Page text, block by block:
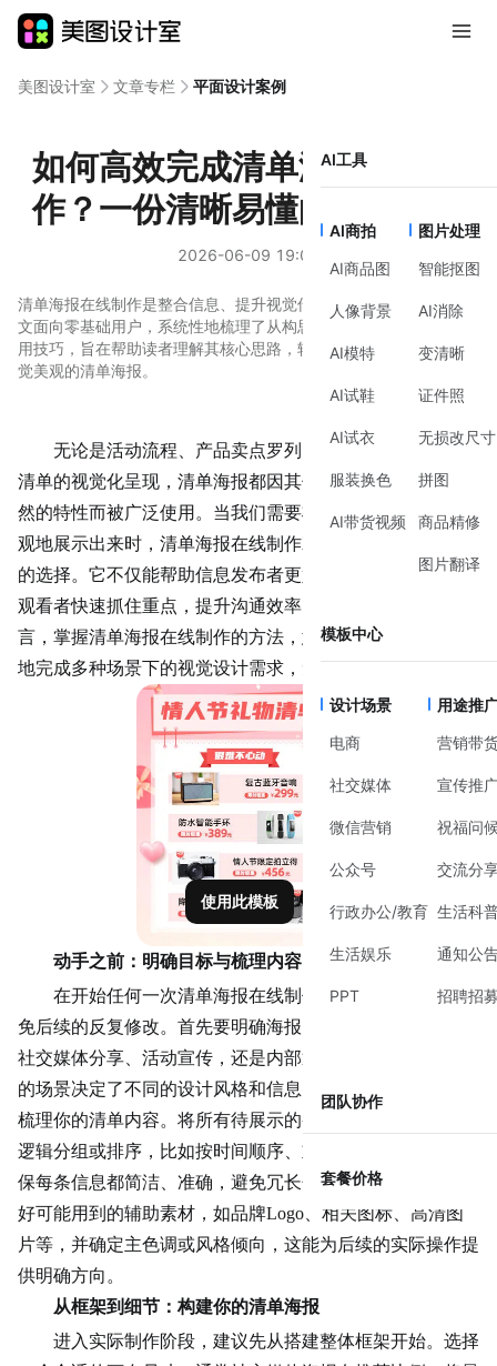
AI工具
AI商拍
AI商品图
人像背景
AI模特
AI试鞋
AI试衣
服装换色
AI带货视频
图片处理
智能抠图
AI消除
变清晰
证件照
无损改尺寸
拼图
商品精修
图片翻译
模板中心
设计场景
电商
社交媒体
微信营销
公众号
行政办公/教育
生活娱乐
PPT
用途推
营销带
宣传推
祝福问
交流分
生活科
通知公
招聘招
团队协作
套餐价格
美图设计室 文章专栏 平面设计案例
如何高效完成清单海报在线制
作？一份清晰易懂的实践指南
2026-06-09 19:00
清单海报在线制作是整合信息、提升视觉传达效率的常见需求。本
文面向零基础用户，系统性地梳理了从构思到完成的完整流程与实
用技巧，旨在帮助读者理解其核心思路，轻松制作出结构清晰、视
觉美观的清单海报。
无论是活动流程、产品卖点罗列，还是学习计划、旅行
清单的视觉化呈现，清单海报都因其信息结构清晰、一目了
然的特性而被广泛使用。当我们需要将一系列条目有序、美
观地展示出来时， 清单海报在线制作
的选择。它不仅能帮助信息发布者更好地组织内容，也能让
观看者快速抓住重点，提升沟通效率。对于个人或团队而
言，掌握清单海报在线制作的方法，意味着能够自主、快捷
地完成多种场景下的视觉设计需求，无需依赖专业设计师。
使用此模板
动手之前：明确目标与梳理内容
在开始任何一次清单海报在线制作前，清晰的规划能避
免后续的反复修改。首先要明确海报的最终用途：它是用于
社交媒体分享、活动宣传，还是内部通知或知识整理？不同
的场景决定了不同的设计风格和信息密度。其次，需要彻底
梳理你的清单内容。将所有待展示的条目罗列出来，并进行
逻辑分组或排序，比如按时间顺序、重要性或类别划分。确
保每条信息都简洁、准确，避免冗长句子。最后，提前准备
好可能用到的辅助素材，如品牌Logo、相关图标、高清图
片等，并确定主色调或风格倾向，这能为后续的实际操作提
供明确方向。
从框架到细节：构建你的清单海报
进入实际制作阶段，建议先从搭建整体框架开始。选择